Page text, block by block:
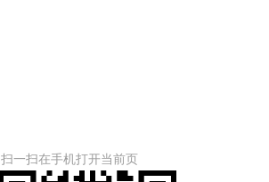
扫一扫在手机打开当前页